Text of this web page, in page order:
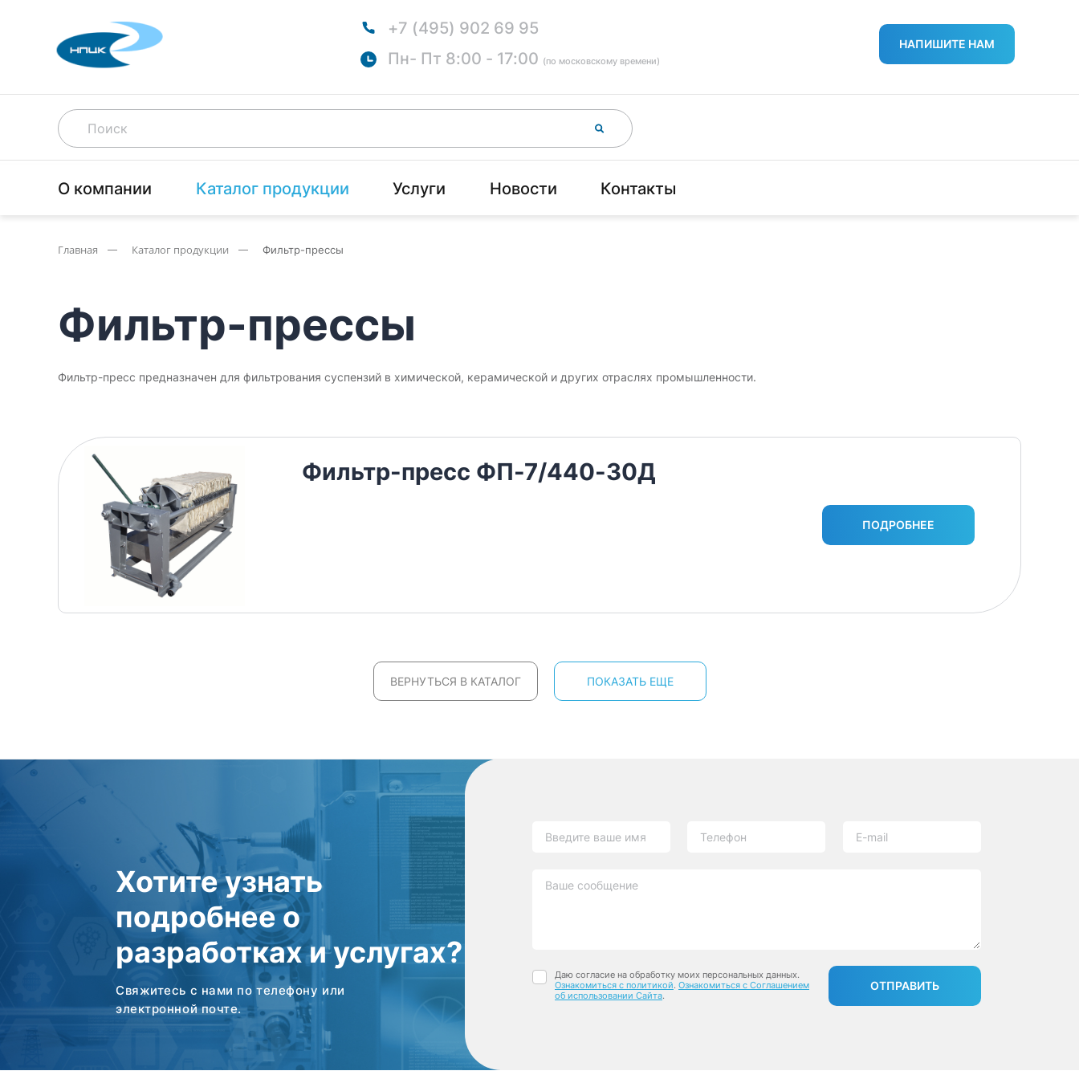
+7 (495) 902 69 95
Пн- Пт 8:00 - 17:00 (по московскому времени)
НАПИШИТЕ НАМ
О компании Каталог продукции Услуги Новости Контакты
Главная Каталог продукции Фильтр-прессы
Фильтр-прессы
Фильтр-пресс предназначен для фильтрования суспензий в химической, керамической и других отраслях промышленности.
Фильтр-пресс ФП-7/440-30Д
ПОДРОБНЕЕ
ВЕРНУТЬСЯ В КАТАЛОГ ПОКАЗАТЬ ЕЩЕ
Хотите узнать
подробнее о
разработках и услугах?
Свяжитесь с нами по телефону или
электронной почте.
Даю согласие на обработку моих персональных данных.
Ознакомиться с политикой. Ознакомиться с Соглашением
об использовании Сайта.
ОТПРАВИТЬ